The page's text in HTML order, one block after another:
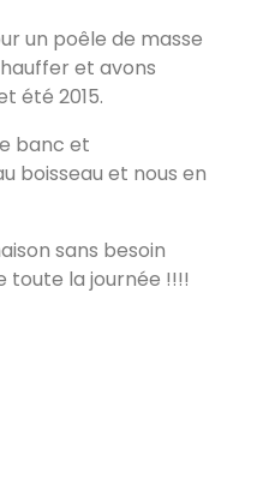
L avec petit banc
enduit
un poêle de masse
et avons
été 2015.
banc et
boisseau et nous en
sans besoin
toute la journée !!!!